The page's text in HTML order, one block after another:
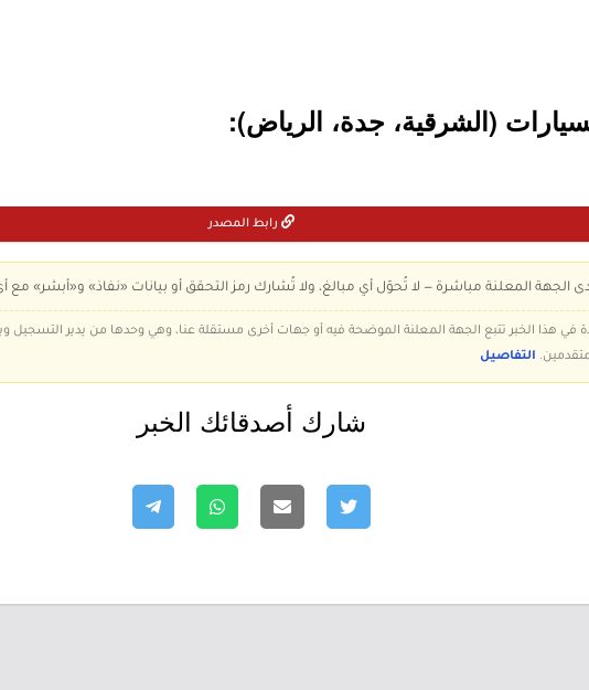
رابط المصدر
الجهة المعلنة مباشرة — لا تُحوّل أي مبالغ، ولا تُشارك رمز التحقق أو بيانات «نفاذ» و«أبشر» مع
في هذا الخبر تتبع الجهة المعلنة الموضحة فيه أو جهات أخرى مستقلة عنا، وهي وحدها من يدير
التفاصيل
شارك أصدقائك الخبر